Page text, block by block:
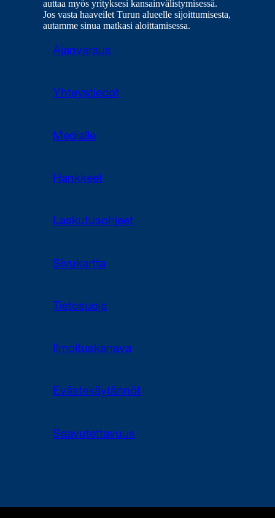
auttaa myös yrityksesi kansainvälistymisessä.
Jos vasta haaveilet Turun alueelle sijoittumisesta,
autamme sinua matkasi aloittamisessa.
Ajanvaraus
Yhteystiedot
Medialle
Hankkeet
Laskutusohjeet
Sivukartta
Tietosuoja
Ilmoituskanava
Evästekäytännöt
Saavutettavuus